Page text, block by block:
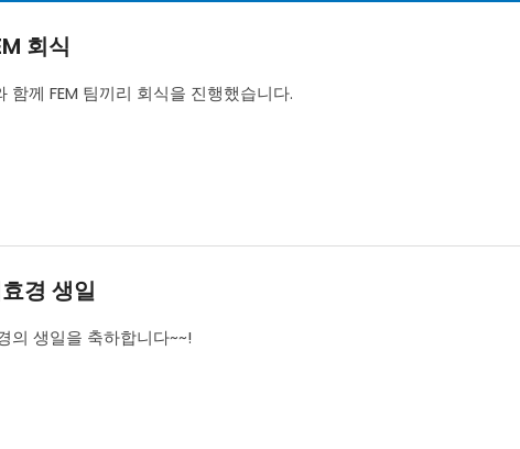
회식
함께 FEM 팀끼리 회식을 진행했습니다.
경 생일
의 생일을 축하합니다~~!